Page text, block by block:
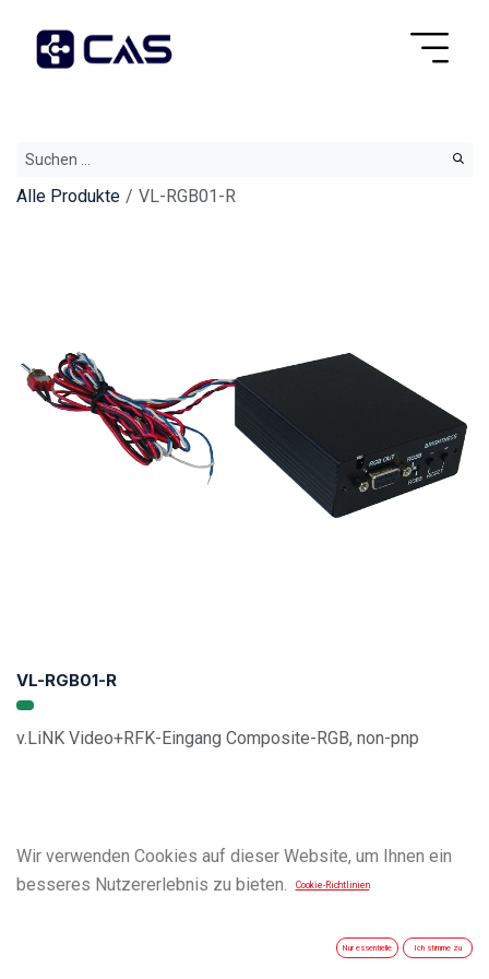
Alle Produkte VL-RGB01-R
VL-RGB01-R
v.LiNK Video+RFK-Eingang Composite-RGB, non-pnp
Wir verwenden Cookies auf dieser Website, um Ihnen ein
besseres Nutzererlebnis zu bieten.
Cookie-Richtlinien
Nur essentielle Ich stimme zu